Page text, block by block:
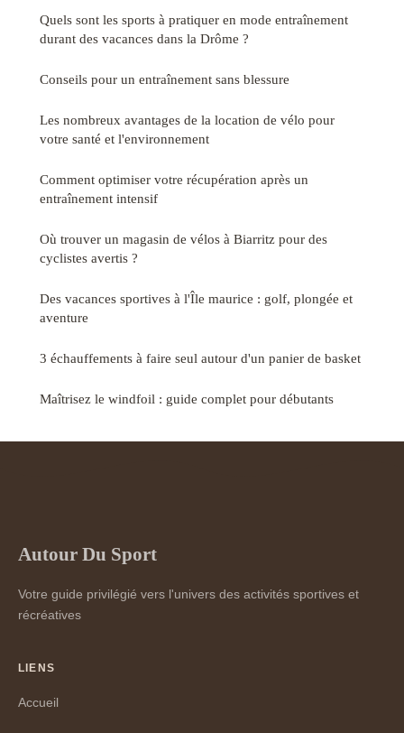
Quels sont les sports à pratiquer en mode entraînement
durant des vacances dans la Drôme ?
Conseils pour un entraînement sans blessure
Les nombreux avantages de la location de vélo pour
votre santé et l'environnement
Comment optimiser votre récupération après un
entraînement intensif
Où trouver un magasin de vélos à Biarritz pour des
cyclistes avertis ?
Des vacances sportives à l'Île maurice : golf, plongée et
aventure
3 échauffements à faire seul autour d'un panier de basket
Maîtrisez le windfoil : guide complet pour débutants
Autour Du Sport
Votre guide privilégié vers l'univers des activités sportives et
récréatives
LIENS
Accueil